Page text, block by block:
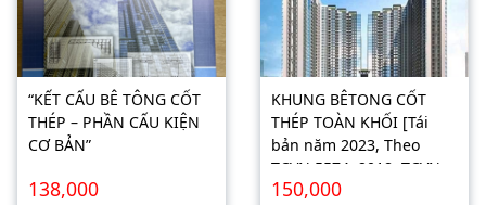
“KẾT CẤU BÊ TÔNG CỐT
THÉP – PHẦN CẤU KIỆN
CƠ BẢN”
138,000
KHUNG BÊTONG CỐT
THÉP TOÀN KHỐI [Tái
bản năm 2023, Theo
TCVN 5574: 2018, TCVN
2737: 2023]
150,000